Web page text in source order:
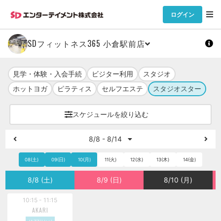
ログイン
SDフィットネス365 小倉駅前店
見学・体験・入会手続 ビジター利用
スタジオ
ホットヨガ
ピラティス セルフエステ スタジオスター
スケジュールを絞り込む
8/8 - 8/14
08(土) 09(日) 10(月) 11(火) 12(水) 13(木) 14(金)
8/8 (土) 8/9 (日) 8/10 (月)
10:15 - 11:15
AKARI